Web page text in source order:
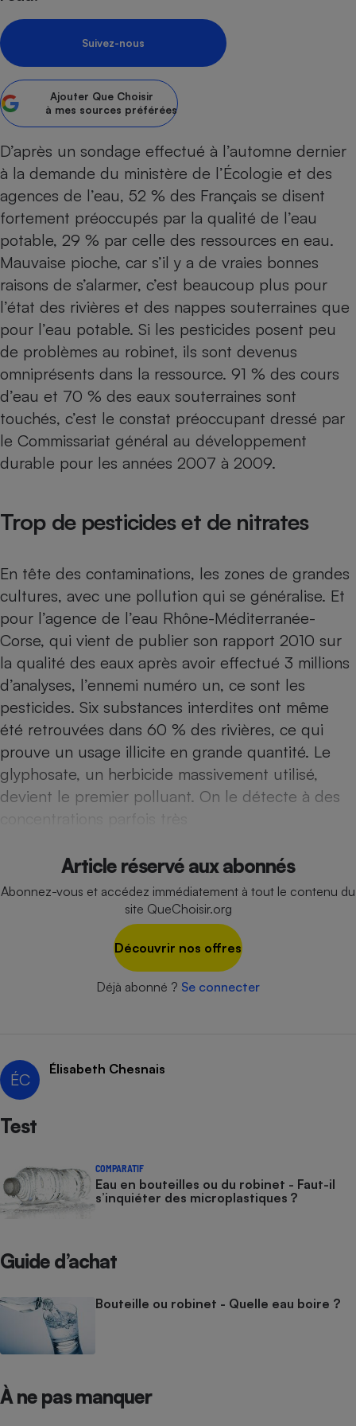
Suivez-nous
Ajouter Que Choisir
à mes sources préférées
D’après un sondage effectué à l’automne dernier
à la demande du ministère de l’Écologie et des
agences de l’eau, 52 % des Français se disent
fortement préoccupés par la qualité de l’eau
potable, 29 % par celle des res­sources en eau.
Mauvaise pioche, car s’il y a de vraies bonnes
raisons de s’alarmer, c’est beaucoup plus pour
l’état des rivières et des nappes souterraines que
pour l’eau potable. Si les pesti­cides posent peu
de problèmes au robinet, ils sont devenus
omniprésents dans la ressource. 91 % des cours
d’eau et 70 % des eaux souterraines sont
touchés, c’est le constat préoccupant dressé par
le Commissariat général au développement
durable pour les années 2007 à 2009.
Trop de pesticides et de nitrates
En tête des contaminations, les zones de grandes
cultures, avec une pollution qui se généralise. Et
pour l’agence de l’eau Rhône-Méditerranée-
Corse, qui vient de publier son rapport 2010 sur
la qualité des eaux après avoir effectué 3 millions
d’analyses, l’ennemi numéro un, ce sont les
pesticides. Six substances interdites ont même
été retrouvées dans 60 % des rivières, ce qui
prouve un usage illicite en grande quantité. Le
glyphosate, un herbicide massivement utilisé,
devient le premier polluant. On le détecte à des
concentrations parfois très
Article réservé aux abonnés
Abonnez-vous et accédez immédiatement à tout le contenu du
site QueChoisir.org
Découvrir nos offres
Déjà abonné ? Se connecter
ÉC
Élisabeth Chesnais
Test
COMPARATIF
Eau en bouteilles ou du robinet - Faut-il
s’inquiéter des microplastiques ?
Guide d’achat
Bouteille ou robinet - Quelle eau boire ?
À ne pas manquer
Supermarché - Drive
Complément
alimentaire
bouteille
Banque - Crédit
Epargne - Fiscalité
Mutuelle
Assurance emprunteur
Contrôle technique -
Pièce détachée
Comparateur auto
Comparatif climatiseur
Comparatif aspirateur
Comparatif aspirateur
Comparatif cafetière
Comparatif robot cuiseur
Comparatif centrale
Gros électroménager
Petit électroménager -
Lave-linge
Plaque de cuisson à
induction
Ventilateur
Électricité - Gaz
Comparatif ordinateur
Comparatif ultrabook
Comparatif tablette
Image et son
Informatique
Internet
Téléphonie
Téléphone mobile -
Smartphone
Antivirus
Crédit immobilier
Aménagement
Bricolage - Jardinage
Chauffage
Produit d'entretien
Sécurité domestique
Radiateur électrique
Hygiène - Beauté
Maladie - Médecine -
Système de santé -
Mutuelle
Antimoustique
Maison de retraite
Retraite
Choisir son pellet
Comparateur assurance emprunteur
Energie Moins Chère Ensemble
Tous les comparateurs
Toutes les cartes interactives
Speedtest - Testez le débit de votre
connexion Internet